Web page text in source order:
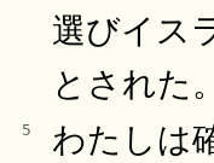
選びイス
とされた。
5
わたしは